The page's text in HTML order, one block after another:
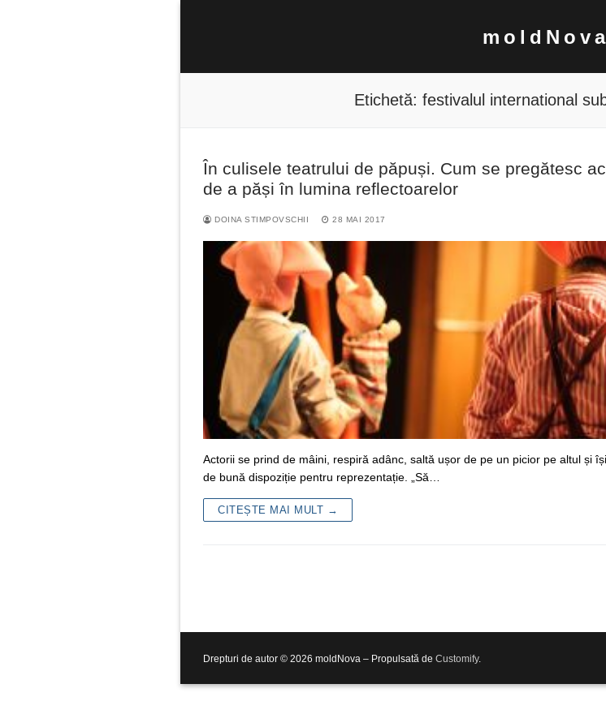
moldNova
Caută
după:
Etichetă: festivalul international
În culisele teatrului de păpuși. Cum se pregătesc
de a păși în lumina reflectoarelor
DOINA STIMPOVSCHII 28 MAI 2017
Actorii se prind de mâini, respiră adânc, saltă ușor de pe un picior pe altul și
de bună dispoziție pentru reprezentație. „Să…
CITEȘTE MAI MULT →
Drepturi de autor © 2026 moldNova – Propulsată de Customify.